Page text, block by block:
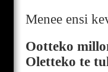
Menee ensi
Ootteko
Oletteko te